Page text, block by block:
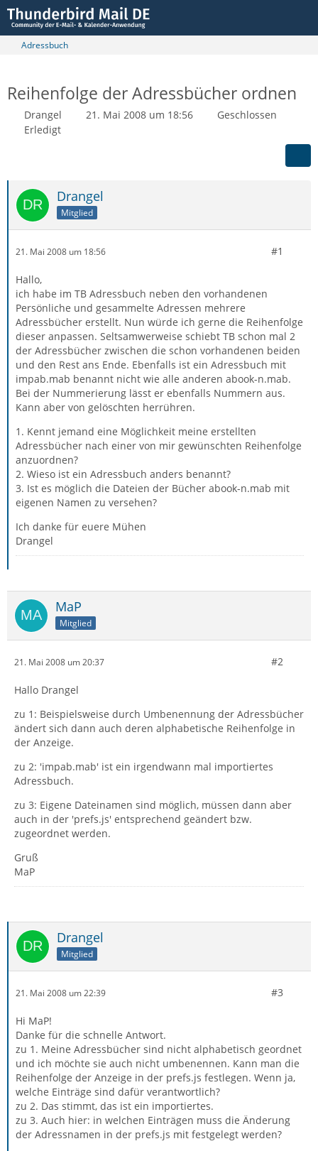
Adressbuch
Reihenfolge der Adressbücher ordnen
Drangel 21. Mai 2008 um 18:56
Geschlossen
Erledigt
Drangel
Mitglied
21. Mai 2008 um 18:56 #1
Hallo,
ich habe im TB Adressbuch neben den vorhandenen
Persönliche und gesammelte Adressen mehrere
Adressbücher erstellt. Nun würde ich gerne die Reihenfolge
dieser anpassen. Seltsamwerweise schiebt TB schon mal 2
der Adressbücher zwischen die schon vorhandenen beiden
und den Rest ans Ende. Ebenfalls ist ein Adressbuch mit
impab.mab benannt nicht wie alle anderen abook-n.mab.
Bei der Nummerierung lässt er ebenfalls Nummern aus.
Kann aber von gelöschten herrühren.
1. Kennt jemand eine Möglichkeit meine erstellten
Adressbücher nach einer von mir gewünschten Reihenfolge
anzuordnen?
2. Wieso ist ein Adressbuch anders benannt?
3. Ist es möglich die Dateien der Bücher abook-n.mab mit
eigenen Namen zu versehen?
Ich danke für euere Mühen
Drangel
MaP
Mitglied
21. Mai 2008 um 20:37 #2
Hallo Drangel
zu 1: Beispielsweise durch Umbenennung der Adressbücher
ändert sich dann auch deren alphabetische Reihenfolge in
der Anzeige.
zu 2: 'impab.mab' ist ein irgendwann mal importiertes
Adressbuch.
zu 3: Eigene Dateinamen sind möglich, müssen dann aber
auch in der 'prefs.js' entsprechend geändert bzw.
zugeordnet werden.
Gruß
MaP
Drangel
Mitglied
21. Mai 2008 um 22:39 #3
Hi MaP!
Danke für die schnelle Antwort.
zu 1. Meine Adressbücher sind nicht alphabetisch geordnet
und ich möchte sie auch nicht umbenennen. Kann man die
Reihenfolge der Anzeige in der prefs.js festlegen. Wenn ja,
welche Einträge sind dafür verantwortlich?
zu 2. Das stimmt, das ist ein importiertes.
zu 3. Auch hier: in welchen Einträgen muss die Änderung
der Adressnamen in der prefs.js mit festgelegt werden?